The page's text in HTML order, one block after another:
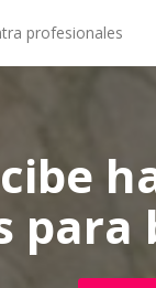
profesionales
para